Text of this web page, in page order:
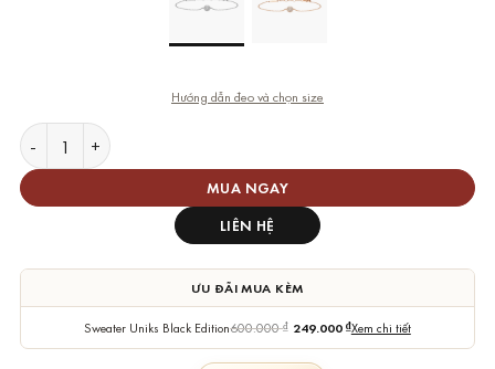
Hướng dẫn đeo và chọn size
Lắc Tay Daniel Wellington Chính Hãng Pavé Crystal, Bạc số
MUA NGAY
LIÊN HỆ
ƯU ĐÃI MUA KÈM
Sweater Uniks Black Edition600.000₫ 249.000 ₫Xem chi tiết